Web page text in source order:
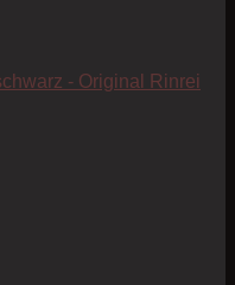
- Original Rinrei